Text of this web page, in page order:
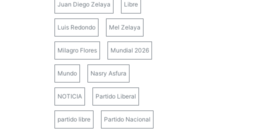
Juan Diego Zelaya Libre
Luis Redondo Mel Zelaya
Milagro Flores Mundial 2026
Mundo Nasry Asfura
NOTICIA Partido Liberal
partido libre Partido Nacional